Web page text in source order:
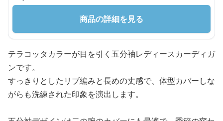
商品の詳細を見る
テラコッタカラーが目を引く五分袖レディースカーディガ
ンです。
すっきりとしたリブ編みと長めの丈感で、体型カバーしな
がらも洗練された印象を演出します。